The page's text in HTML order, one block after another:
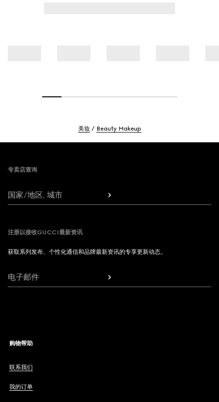
美妆 Beauty Makeup
专卖店查询
国家/地区, 城市
注册以接收GUCCI最新资讯
获取系列发布、个性化通信和品牌最新资讯的专享更新动态。
电子邮件
购物帮助
联系我们
我的订单